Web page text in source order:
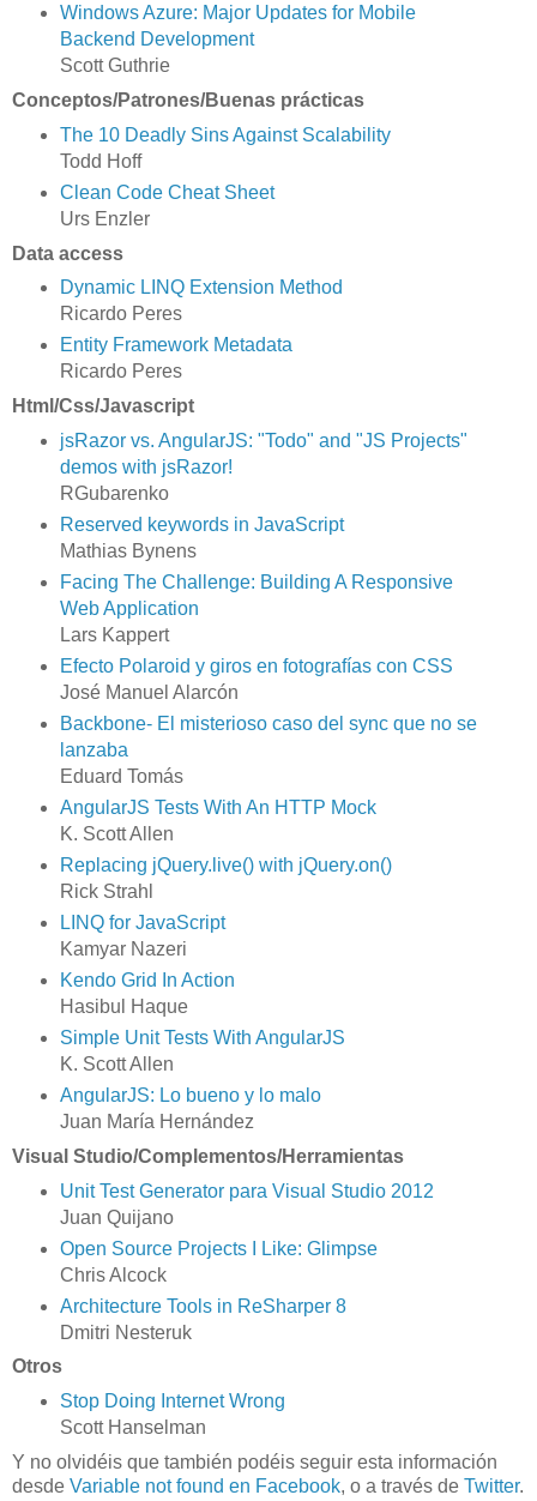
Windows Azure: Major Updates for Mobile
Backend Development
Scott Guthrie
Conceptos/Patrones/Buenas prácticas
The 10 Deadly Sins Against Scalability
Todd Hoff
Clean Code Cheat Sheet
Urs Enzler
Data access
Dynamic LINQ Extension Method
Ricardo Peres
Entity Framework Metadata
Ricardo Peres
Html/Css/Javascript
jsRazor vs. AngularJS: "Todo" and "JS Projects"
demos with jsRazor!
RGubarenko
Reserved keywords in JavaScript
Mathias Bynens
Facing The Challenge: Building A Responsive
Web Application
Lars Kappert
Efecto Polaroid y giros en fotografías con CSS
José Manuel Alarcón
Backbone- El misterioso caso del sync que no se
lanzaba
Eduard Tomás
AngularJS Tests With An HTTP Mock
K. Scott Allen
Replacing jQuery.live() with jQuery.on()
Rick Strahl
LINQ for JavaScript
Kamyar Nazeri
Kendo Grid In Action
Hasibul Haque
Simple Unit Tests With AngularJS
K. Scott Allen
AngularJS: Lo bueno y lo malo
Juan María Hernández
Visual Studio/Complementos/Herramientas
Unit Test Generator para Visual Studio 2012
Juan Quijano
Open Source Projects I Like: Glimpse
Chris Alcock
Architecture Tools in ReSharper 8
Dmitri Nesteruk
Otros
Stop Doing Internet Wrong
Scott Hanselman
Y no olvidéis que también podéis seguir esta información
desde Variable not found en Facebook, o a través de Twitter.